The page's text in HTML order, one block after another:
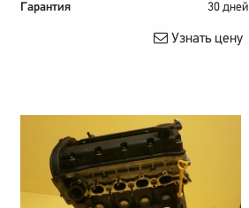
Гарантия
30 дней
Узнать цену